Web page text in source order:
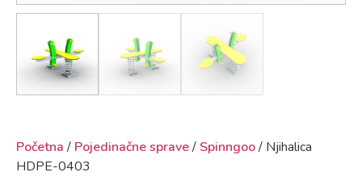
Početna / Pojedinačne sprave/ Spinngoo/ Njihalica
HDPE-0403